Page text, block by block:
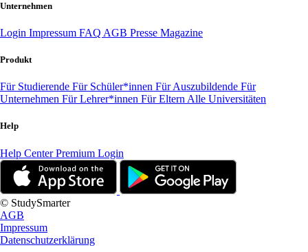
Unternehmen
Login Impressum FAQ AGB Presse Magazine
Produkt
Für Studierende Für Schüler*innen Für Auszubildende Für
Unternehmen Für Lehrer*innen Für Eltern Alle Universitäten
Help
Help CenterPremium Login
© StudySmarter
AGB
Impressum
Datenschutzerklärung